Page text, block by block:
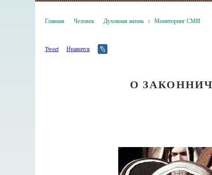
Главная Человек Духовная жизнь : Мониторинг СМИ
Tweet Нравится
О